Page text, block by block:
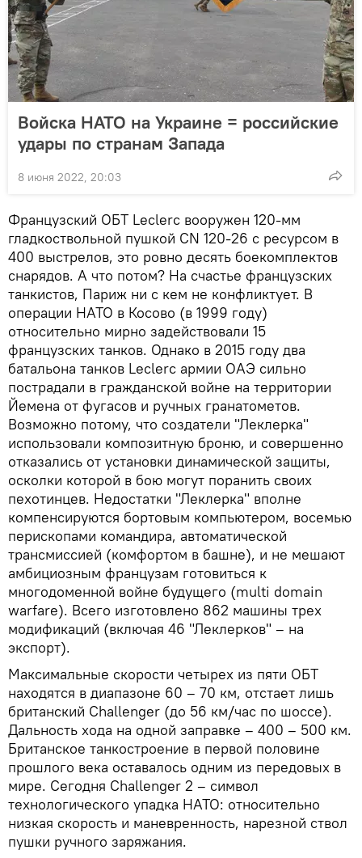
Войска НАТО на Украине = российские
удары по странам Запада
8 июня 2022, 20:03
Французский ОБТ Leclerc вооружен 120-мм
гладкоствольной пушкой CN 120-26 с ресурсом в
400 выстрелов, это ровно десять боекомплектов
снарядов. А что потом? На счастье французских
танкистов, Париж ни с кем не конфликтует. В
операции НАТО в Косово (в 1999 году)
относительно мирно задействовали 15
французских танков. Однако в 2015 году два
батальона танков Leclerc армии ОАЭ сильно
пострадали в гражданской войне на территории
Йемена от фугасов и ручных гранатометов.
Возможно потому, что создатели "Леклерка"
использовали композитную броню, и совершенно
отказались от установки динамической защиты,
осколки которой в бою могут поранить своих
пехотинцев. Недостатки "Леклерка" вполне
компенсируются бортовым компьютером, восемью
перископами командира, автоматической
трансмиссией (комфортом в башне), и не мешают
амбициозным французам готовиться к
многодоменной войне будущего (multi domain
warfare). Всего изготовлено 862 машины трех
модификаций (включая 46 "Леклерков" – на
экспорт).
Максимальные скорости четырех из пяти ОБТ
находятся в диапазоне 60 – 70 км, отстает лишь
британский Challenger (до 56 км/час по шоссе).
Дальность хода на одной заправке – 400 – 500 км.
Британское танкостроение в первой половине
прошлого века оставалось одним из передовых в
мире. Сегодня Challenger 2 – символ
технологического упадка НАТО: относительно
низкая скорость и маневренность, нарезной ствол
пушки ручного заряжания.